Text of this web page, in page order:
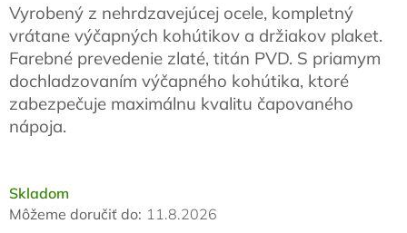
Skladom
Môžeme doručiť do: 11.8.2026
Vyrobený z nehrdzavejúcej ocele, kompletný
vrátane výčapných kohútikov a držiakov plaket.
Farebné prevedenie zlaté, titán PVD. S priamym
dochladzovaním výčapného kohútika, ktoré
zabezpečuje maximálnu kvalitu čapovaného
nápoja.